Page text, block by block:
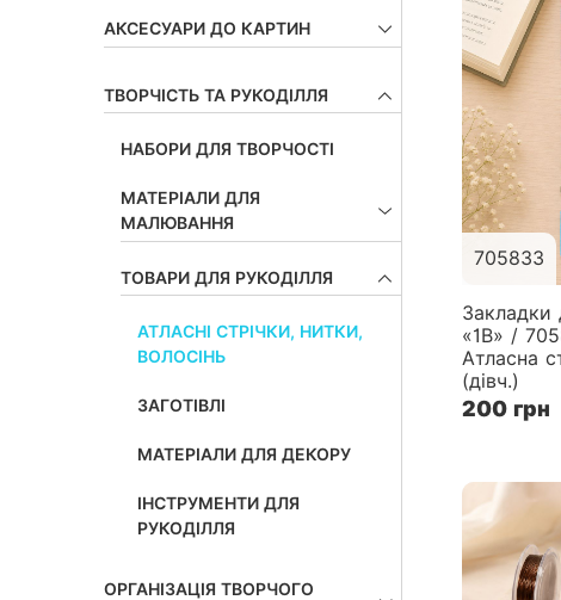
АКСЕСУАРИ ДО КАРТИН
ТВОРЧІСТЬ ТА РУКОДІЛЛЯ
НАБОРИ ДЛЯ ТВОРЧОСТІ
МАТЕРІАЛИ ДЛЯ
МАЛЮВАННЯ
ТОВАРИ ДЛЯ РУКОДІЛЛЯ
АТЛАСНІ СТРІЧКИ, НИТКИ,
ВОЛОСІНЬ
ЗАГОТІВЛІ
МАТЕРІАЛИ ДЛЯ ДЕКОРУ
ІНСТРУМЕНТИ ДЛЯ
РУКОДІЛЛЯ
ОРГАНІЗАЦІЯ ТВОРЧОГО
705833
Закладки
«1В» /
Атласна
(дівч.)
200 грн